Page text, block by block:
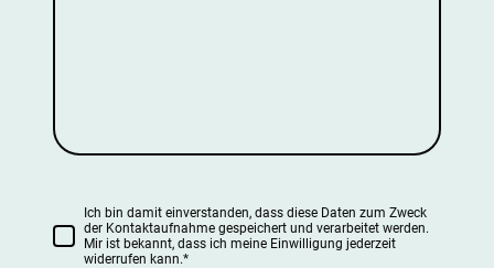
Ich bin damit einverstanden, dass diese Daten zum Zweck
der Kontaktaufnahme gespeichert und verarbeitet werden.
Mir ist bekannt, dass ich meine Einwilligung jederzeit
widerrufen kann.*